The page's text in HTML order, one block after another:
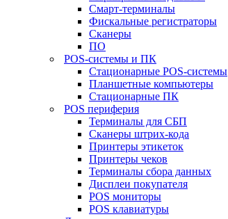
Смарт-терминалы
Фискальные регистраторы
Сканеры
ПО
POS-системы и ПК
Стационарные POS-системы
Планшетные компьютеры
Стационарные ПК
POS периферия
Терминалы для СБП
Сканеры штрих-кода
Принтеры этикеток
Принтеры чеков
Терминалы сбора данных
Дисплеи покупателя
POS мониторы
POS клавиатуры